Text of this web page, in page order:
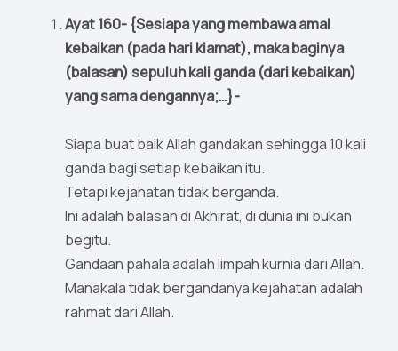
Ayat 160- {Sesiapa yang membawa amal
kebaikan (pada hari kiamat), maka baginya
(balasan) sepuluh kali ganda (dari kebaikan)
yang sama dengannya;…}-
Siapa buat baik Allah gandakan sehingga 10 kali
ganda bagi setiap kebaikan itu.
Tetapi kejahatan tidak berganda.
Ini adalah balasan di Akhirat, di dunia ini bukan
begitu.
Gandaan pahala adalah limpah kurnia dari Allah.
Manakala tidak bergandanya kejahatan adalah
rahmat dari Allah.